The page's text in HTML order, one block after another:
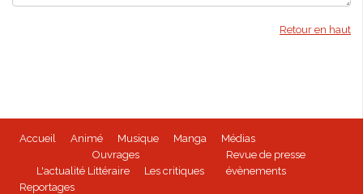
Retour en haut
Accueil Animé Musique Manga
Médias
Ouvrages
L'actualité Littéraire
Les critiques
Revue de presse
évènements
Reportages